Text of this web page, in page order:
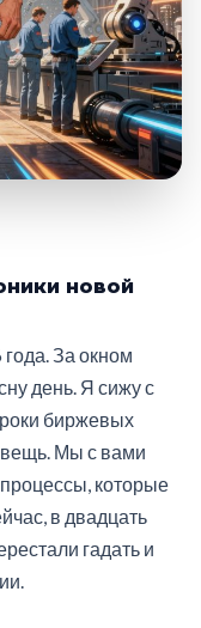
новой
За окном
день. Я сижу с
биржевых
вещь. Мы с вами
которые
в двадцать
гадать и